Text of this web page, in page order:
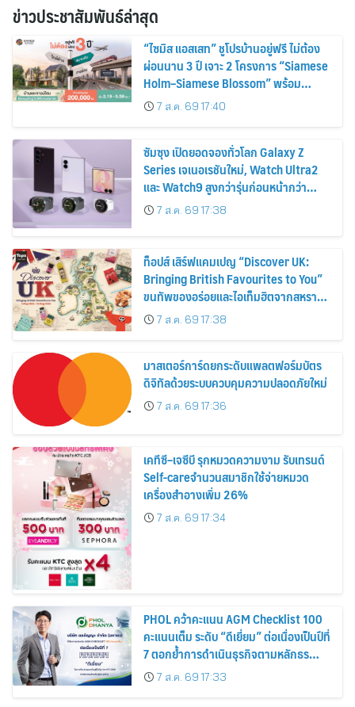
ข่าวประชาสัมพันธ์ล่าสุด
“ไซมิส แอสเสท” ชูโปรบ้านอยู่ฟรี ไม่ต้อง
ผ่อนนาน 3 ปี เจาะ 2 โครงการ “Siamese
Holm–Siamese Blossom” พร้อม
ส่วนลดและสิทธิพิเศษถึง 31 สิงหาคม
2569
7 ส.ค. 69 17:40
ซัมซุง เปิดยอดจองทั่วโลก Galaxy Z
Series เจเนอเรชันใหม่, Watch Ultra2
และ Watch9 สูงกว่ารุ่นก่อนหน้ากว่า
30%7 ส.ค. 69 17:38
ท็อปส์ เสิร์ฟแคมเปญ “Discover UK:
Bringing British Favourites to You”
ขนทัพของอร่อยและไอเท็มฮิตจากสหราช
อาณาจักร ส่งตรงถึงมือตั้งแต่วันนี้ – 18
สิงหาคมนี้
7 ส.ค. 69 17:38
มาสเตอร์การ์ดยกระดับแพลตฟอร์มบัตร
ดิจิทัลด้วยระบบควบคุมความปลอดภัยใหม่
7 ส.ค. 69 17:36
เคทีซี–เจซีบี รุกหมวดความงาม รับเทรนด์
Self-careจำนวนสมาชิกใช้จ่ายหมวด
เครื่องสำอางเพิ่ม 26%
7 ส.ค. 69 17:34
PHOL คว้าคะแนน AGM Checklist 100
คะแนนเต็ม ระดับ “ดีเยี่ยม” ต่อเนื่องเป็นปีที่
7 ตอกย้ำการดำเนินธุรกิจตามหลักธร
รมาภิบาล โปร่งใส สร้างความเชื่อมั่นผู้ถือ
หุ้น
7 ส.ค. 69 17:33